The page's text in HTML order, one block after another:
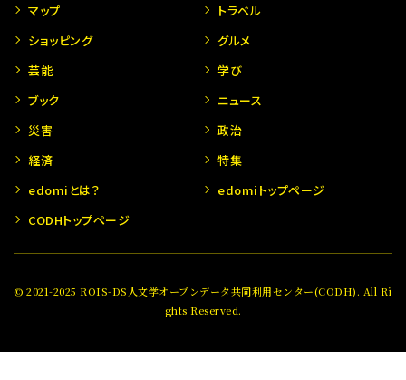
マップ
トラベル
ショッピング
グルメ
芸能
学び
ブック
ニュース
災害
政治
経済
特集
edomiとは？
edomiトップページ
CODHトップページ
© 2021-2025 ROIS-DS人文学オープンデータ共同利用センター(CODH). All Ri
ghts Reserved.